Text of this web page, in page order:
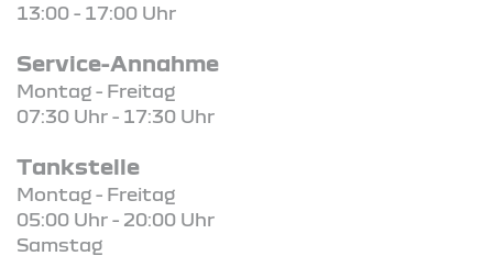
13:00 - 17:00 Uhr
Service-Annahme
Montag - Freitag
07:30 Uhr - 17:30 Uhr
Tankstelle
Montag - Freitag
05:00 Uhr - 20:00 Uhr
Samstag